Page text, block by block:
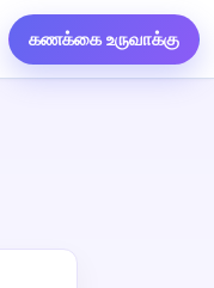
கணக்கை உருவாக்கு